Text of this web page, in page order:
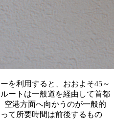
を利用すると、おおよそ45～
ートは一般道を経由して首都
空港方面へ向かうのが一般的
て所要時間は前後するもの